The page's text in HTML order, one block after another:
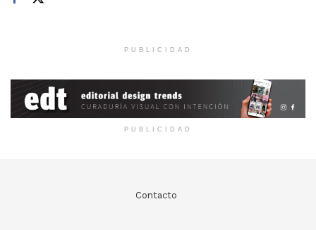
PUBLICIDAD
PUBLICIDAD
Contacto